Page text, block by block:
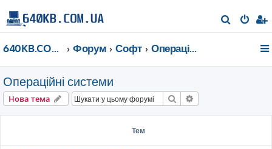
о
640KB.COM.UA Форум Софт Операційні системи
Операційні системи
Нова тема Пошук
Тем